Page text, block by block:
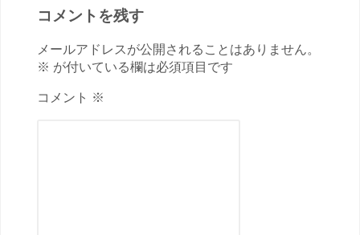
コメントを残す
メールアドレスが公開されることはありません。
※ が付いている欄は必須項目です
コメント ※